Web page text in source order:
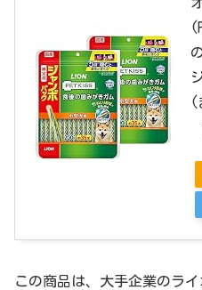
(
この商品は、大手企業のラ